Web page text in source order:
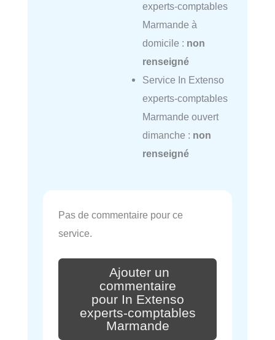
experts-comptables
Marmande à
domicile : non
renseigné
Service In Extenso
experts-comptables
Marmande ouvert
dimanche : non
renseigné
Pas de commentaire pour ce
service.
Ajouter un
commentaire
pour In Extenso
experts-comptables
Marmande